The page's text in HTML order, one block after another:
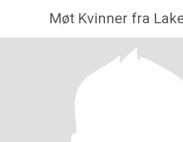
Møt Kvinner fra